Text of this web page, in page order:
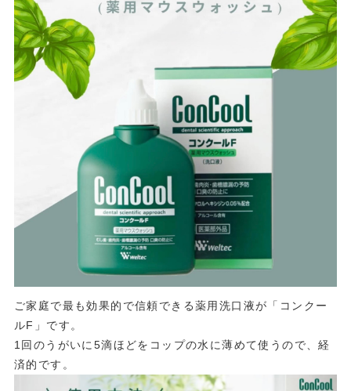
ご家庭で最も効果的で信頼できる薬用洗口液が「コンクー
ルF」です。
1回のうがいに5滴ほどをコップの水に薄めて使うので、経
済的です。